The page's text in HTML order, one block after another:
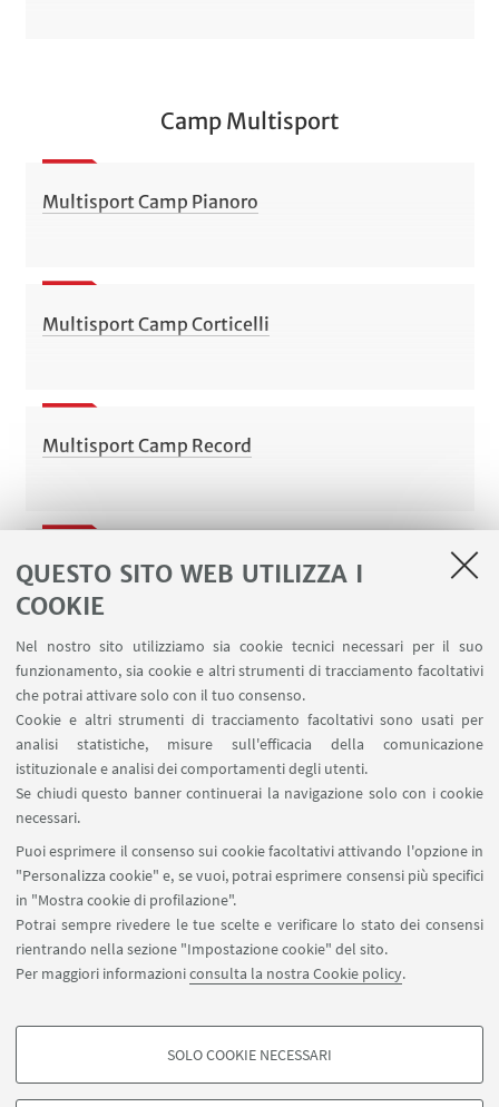
QUESTO SITO WEB UTILIZZA I
COOKIE
Nel nostro sito utilizziamo sia cookie tecnici necessari per il suo
funzionamento, sia cookie e altri strumenti di tracciamento facoltativi
che potrai attivare solo con il tuo consenso.
Cookie e altri strumenti di tracciamento facoltativi sono usati per
analisi statistiche, misure sull'efficacia della comunicazione
istituzionale e analisi dei comportamenti degli utenti.
Se chiudi questo banner continuerai la navigazione solo con i cookie
necessari.
Puoi esprimere il consenso sui cookie facoltativi attivando l'opzione in
"Personalizza cookie" e, se vuoi, potrai esprimere consensi più specifici
in "Mostra cookie di profilazione".
Potrai sempre rivedere le tue scelte e verificare lo stato dei consensi
rientrando nella sezione "Impostazione cookie" del sito.
Per maggiori informazioniconsulta la nostra Cookie policy.
COOKIE DI PROFILAZIONE - FACOLTATIVI
SOLO COOKIE NECESSARI
Camp Multisport
Multisport Camp Pianoro
Multisport Camp Corticelli
Multisport Camp Record
Multisport Camp Minerbio
CONTATTI
Campi e vacanze estive
Vai al sito
Seguici su: